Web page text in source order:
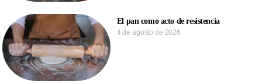
El pan como acto de resistencia
4 de agosto de 2026